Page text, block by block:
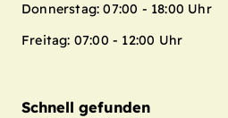
Donnerstag: 07:00 - 18:00 Uhr
Freitag: 07:00 - 12:00 Uhr
Schnell gefunden